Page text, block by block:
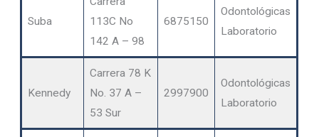
Suba
113C No
142 A – 98
6875150
Odontológicas
Laboratorio
Kennedy
Carrera 78 K
No. 37 A –
53 Sur
2997900
Odontológicas
Laboratorio